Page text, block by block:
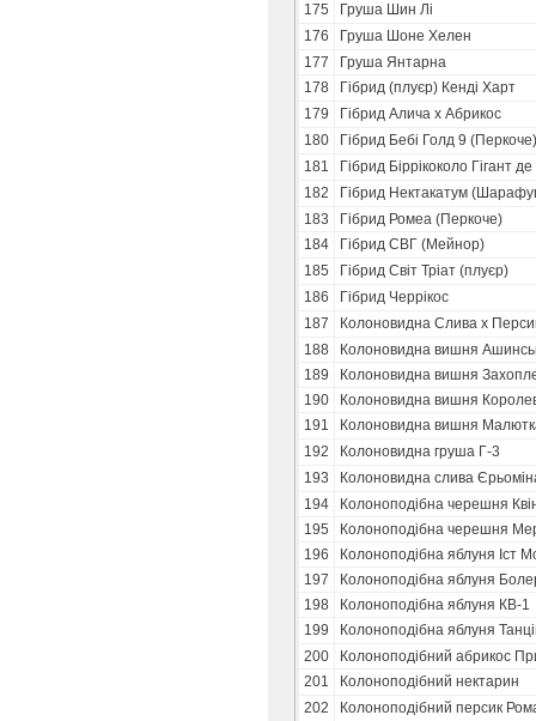
175
Груша Шин Лі
176
Груша Шоне Хелен
177
Груша Янтарна
178
Гібрид (плуєр) Кенді Харт
179
Гібрид Алича х Абрикос
180
Гібрид Бебі Голд 9 (Перкоче)
181
Гібрид Біррікоколо Гігант
182
Гібрид Нектакатум
183
Гібрид Ромеа (Перкоче)
184
Гібрид СВГ (Мейнор)
185
Гібрид Світ Тріат (плуєр)
186
Гібрид Черрікос
187
Колоновидна Слива х
188
Колоновидна вишня
189
Колоновидна вишня
190
Колоновидна вишня
191
Колоновидна вишня
192
Колоновидна груша Г-3
193
Колоновидна слива
194
Колоноподібна черешня
195
Колоноподібна черешня
196
Колоноподібна яблуня Іст
197
Колоноподібна яблуня
198
Колоноподібна яблуня КВ-1
199
Колоноподібна яблуня
200
Колоноподібний абрикос
201
Колоноподібний нектарин
202
Колоноподібний персик